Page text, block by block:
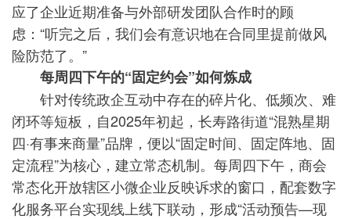
应了企业近期准备与外部研发团队合作时的顾
虑：“听完之后，我们会有意识地在合同里提前做风
险防范了。”
每周四下午的“固定约会”如何炼成
针对传统政企互动中存在的碎片化、低频次、难
闭环等短板，自2025年初起，长寿路街道“混熟星期
四·有事来商量”品牌，便以“固定时间、固定阵地、固
定流程”为核心，建立常态机制。每周四下午，商会
常态化开放辖区小微企业反映诉求的窗口，配套数字
化服务平台实现线上线下联动，形成“活动预告—现